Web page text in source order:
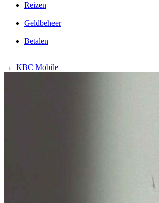
Reizen
Geldbeheer
Betalen
→ KBC Mobile